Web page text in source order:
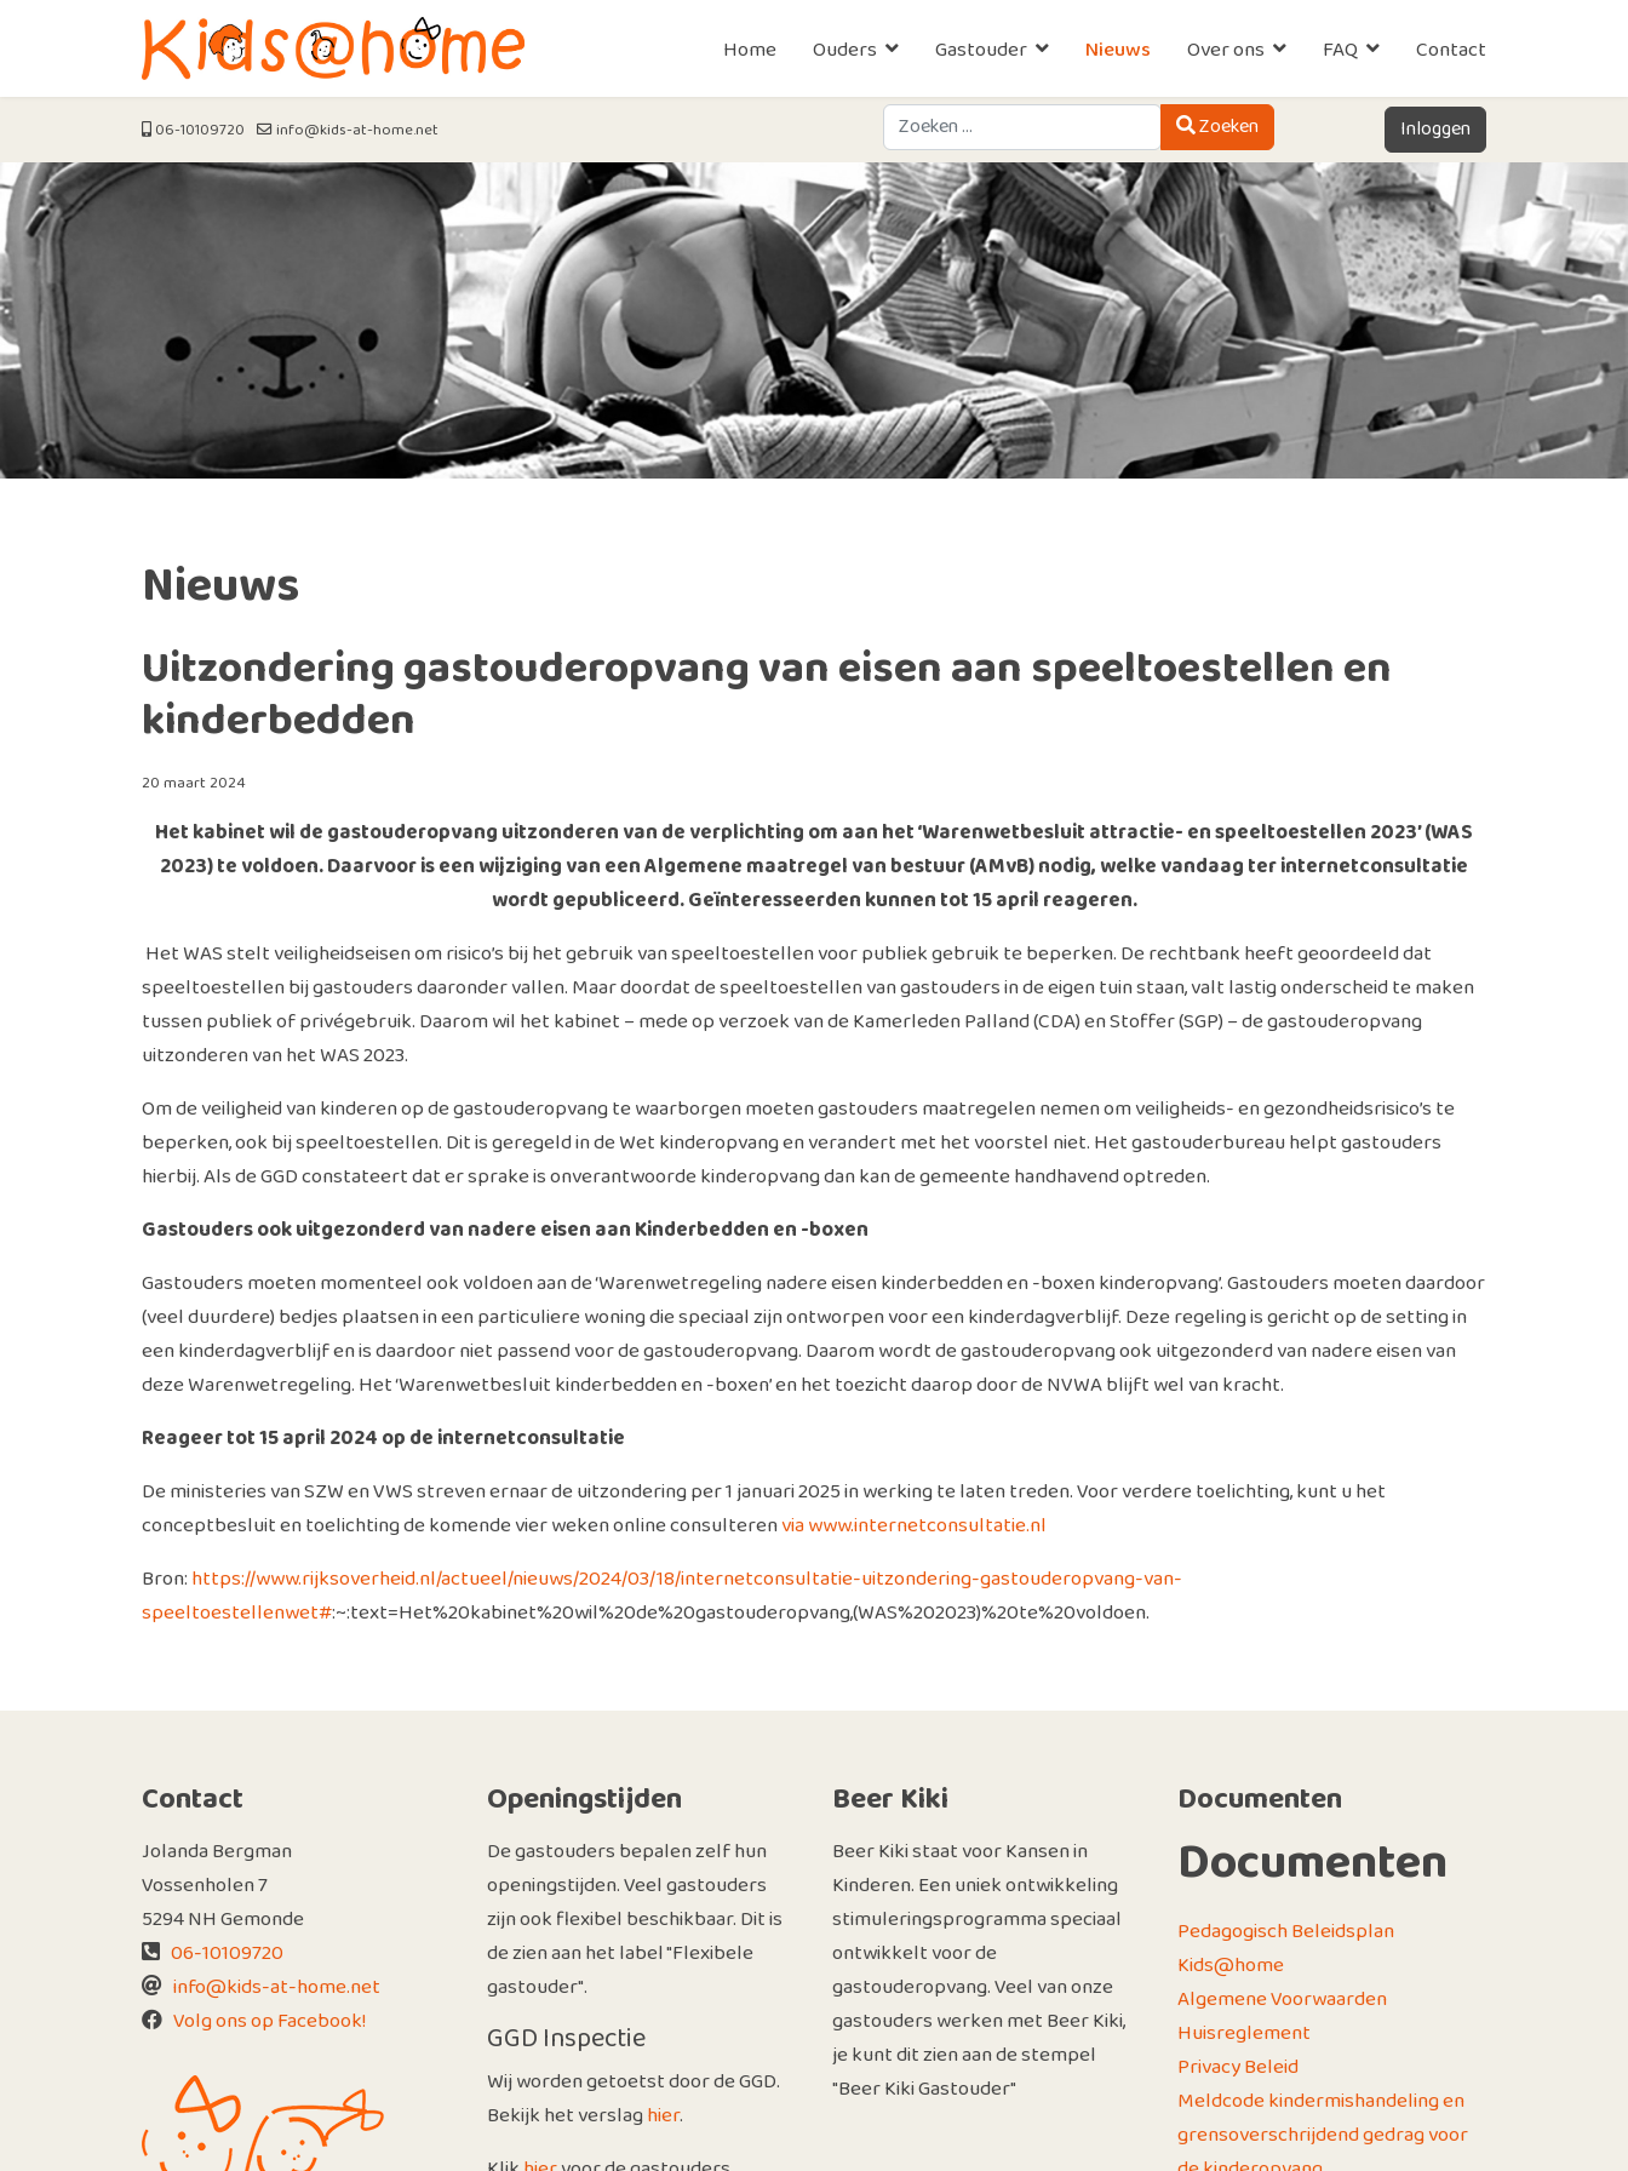
Home Ouders Gastouder Nieuws Over ons FAQ Contact
06-10109720 info@kids-at-home.net
Zoeken
Type 2 or more characters for results.
Zoeken Inloggen
Nieuws
Uitzondering gastouderopvang van eisen aan speeltoestellen en
kinderbedden
20 maart 2024
Het kabinet wil de gastouderopvang uitzonderen van de verplichting om aan het ‘Warenwetbesluit attractie- en speeltoestellen 2023’ (WAS
2023) te voldoen. Daarvoor is een wijziging van een Algemene maatregel van bestuur (AMvB) nodig, welke vandaag ter internetconsultatie
wordt gepubliceerd. Geïnteresseerden kunnen tot 15 april reageren.
Het WAS stelt veiligheidseisen om risico’s bij het gebruik van speeltoestellen voor publiek gebruik te beperken. De rechtbank heeft geoordeeld dat
speeltoestellen bij gastouders daaronder vallen. Maar doordat de speeltoestellen van gastouders in de eigen tuin staan, valt lastig onderscheid te maken
tussen publiek of privégebruik. Daarom wil het kabinet – mede op verzoek van de Kamerleden Palland (CDA) en Stoffer (SGP) – de gastouderopvang
uitzonderen van het WAS 2023.
Om de veiligheid van kinderen op de gastouderopvang te waarborgen moeten gastouders maatregelen nemen om veiligheids- en gezondheidsrisico’s te
beperken, ook bij speeltoestellen. Dit is geregeld in de Wet kinderopvang en verandert met het voorstel niet. Het gastouderbureau helpt gastouders
hierbij. Als de GGD constateert dat er sprake is onverantwoorde kinderopvang dan kan de gemeente handhavend optreden.
Gastouders ook uitgezonderd van nadere eisen aan Kinderbedden en -boxen
Gastouders moeten momenteel ook voldoen aan de ‘Warenwetregeling nadere eisen kinderbedden en -boxen kinderopvang’. Gastouders moeten daardoor
(veel duurdere) bedjes plaatsen in een particuliere woning die speciaal zijn ontworpen voor een kinderdagverblijf. Deze regeling is gericht op de setting in
een kinderdagverblijf en is daardoor niet passend voor de gastouderopvang. Daarom wordt de gastouderopvang ook uitgezonderd van nadere eisen van
deze Warenwetregeling. Het ‘Warenwetbesluit kinderbedden en -boxen’ en het toezicht daarop door de NVWA blijft wel van kracht.
Reageer tot 15 april 2024 op de internetconsultatie
De ministeries van SZW en VWS streven ernaar de uitzondering per 1 januari 2025 in werking te laten treden. Voor verdere toelichting, kunt u het
conceptbesluit en toelichting de komende vier weken online consulterenvia www.internetconsultatie.nl
Bron:https://www.rijksoverheid.nl/actueel/nieuws/2024/03/18/internetconsultatie-uitzondering-gastouderopvang-van-
speeltoestellenwet#:~:text=Het%20kabinet%20wil%20de%20gastouderopvang,(WAS%202023)%20te%20voldoen.
Contact
Jolanda Bergman
Vossenholen 7
5294 NH Gemonde
06-10109720
info@kids-at-home.net
Volg ons op Facebook!
Openingstijden
De gastouders bepalen zelf hun
openingstijden. Veel gastouders
zijn ook flexibel beschikbaar. Dit is
de zien aan het label "Flexibele
gastouder".
GGD Inspectie
Wij worden getoetst door de GGD.
Bekijk het verslaghier.
Beer Kiki
Beer Kiki staat voor Kansen in
Kinderen. Een uniek ontwikkeling
stimuleringsprogramma speciaal
ontwikkelt voor de
gastouderopvang. Veel van onze
gastouders werken met Beer Kiki,
je kunt dit zien aan de stempel
"Beer Kiki Gastouder"
Documenten
Documenten
Pedagogisch Beleidsplan
Kids@home
Algemene Voorwaarden
Huisreglement
Privacy Beleid
Meldcode kindermishandeling en
grensoverschrijdend gedrag voor